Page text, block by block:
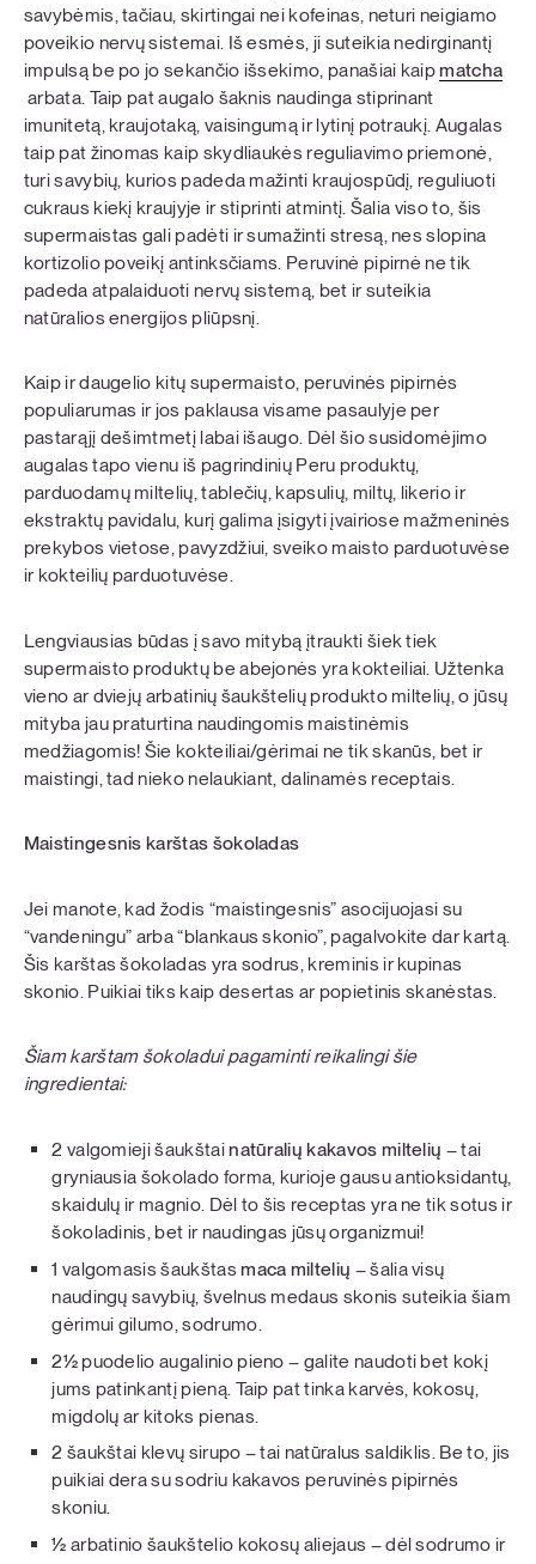
savybėmis, tačiau, skirtingai nei kofeinas, neturi neigiamo
poveikio nervų sistemai. Iš esmės, ji suteikia nedirginantį
impulsą be po jo sekančio išsekimo, panašiai kaipmatcha
arbata. Taip pat augalo šaknis naudinga stiprinant
imunitetą, kraujotaką, vaisingumą ir lytinį potraukį. Augalas
taip pat žinomas kaip skydliaukės reguliavimo priemonė,
turi savybių, kurios padeda mažinti kraujospūdį, reguliuoti
cukraus kiekį kraujyje ir stiprinti atmintį. Šalia viso to, šis
supermaistas gali padėti ir sumažinti stresą, nes slopina
kortizolio poveikį antinksčiams. Peruvinė pipirnė ne tik
padeda atpalaiduoti nervų sistemą, bet ir suteikia
natūralios energijos pliūpsnį.
Kaip ir daugelio kitų supermaisto, peruvinės pipirnės
populiarumas ir jos paklausa visame pasaulyje per
pastarąjį dešimtmetį labai išaugo. Dėl šio susidomėjimo
augalas tapo vienu iš pagrindinių Peru produktų,
parduodamų miltelių, tablečių, kapsulių, miltų, likerio ir
ekstraktų pavidalu, kurį galima įsigyti įvairiose mažmeninės
prekybos vietose, pavyzdžiui, sveiko maisto parduotuvėse
ir kokteilių parduotuvėse.
Lengviausias būdas į savo mitybą įtraukti šiek tiek
supermaisto produktų be abejonės yra kokteiliai. Užtenka
vieno ar dviejų arbatinių šaukštelių produkto miltelių, o jūsų
mityba jau praturtina naudingomis maistinėmis
medžiagomis! Šie kokteiliai/gėrimai ne tik skanūs, bet ir
maistingi, tad nieko nelaukiant, dalinamės receptais.
Maistingesnis karštas šokoladas
Jei manote, kad žodis “maistingesnis” asocijuojasi su
“vandeningu” arba “blankaus skonio”, pagalvokite dar kartą.
Šis karštas šokoladas yra sodrus, kreminis ir kupinas
skonio. Puikiai tiks kaip desertas ar popietinis skanėstas.
Šiam karštam šokoladui pagaminti reikalingi šie
ingredientai:
2 valgomieji šaukštainatūralių kakavos miltelių – tai
gryniausia šokolado forma, kurioje gausu antioksidantų,
skaidulų ir magnio. Dėl to šis receptas yra ne tik sotus ir
šokoladinis, bet ir naudingas jūsų organizmui!
1 valgomasis šaukštasmaca miltelių – šalia visų
naudingų savybių, švelnus medaus skonis suteikia šiam
gėrimui gilumo, sodrumo.
2½ puodelio augalinio pieno – galite naudoti bet kokį
jums patinkantį pieną. Taip pat tinka karvės, kokosų,
migdolų ar kitoks pienas.
2 šaukštai klevų sirupo – tai natūralus saldiklis. Be to, jis
puikiai dera su sodriu kakavos peruvinės pipirnės
skoniu.
½ arbatinio šaukštelio kokosų aliejaus – dėl sodrumo ir